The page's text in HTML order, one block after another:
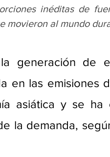
inéditas de
movieron al mundo
generación de
en las emisiones
asiática y se ha